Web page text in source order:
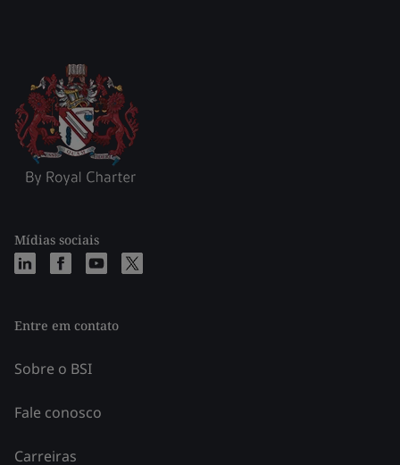
Mídias sociais
Entre em contato
Sobre o BSI
Fale conosco
Carreiras